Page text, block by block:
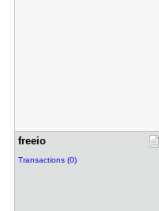
freeio
Transactions (0)